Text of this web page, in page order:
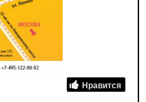
Нравится